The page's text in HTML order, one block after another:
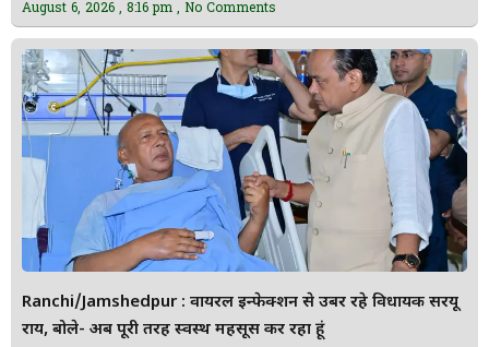
August 6, 2026 8:16 pm No Comments
Ranchi/Jamshedpur : वायरल इन्फेक्शन से उबर रहे विधायक सरयू
राय, बोले- अब पूरी तरह स्वस्थ महसूस कर रहा हूं